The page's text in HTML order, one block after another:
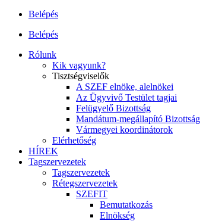
Belépés
Belépés
Rólunk
Kik vagyunk?
Tisztségviselők
A SZEF elnöke, alelnökei
Az Ügyvivő Testület tagjai
Felügyelő Bizottság
Mandátum-megállapító Bizottság
Vármegyei koordinátorok
Elérhetőség
HÍREK
Tagszervezetek
Tagszervezetek
Rétegszervezetek
SZEFIT
Bemutatkozás
Elnökség